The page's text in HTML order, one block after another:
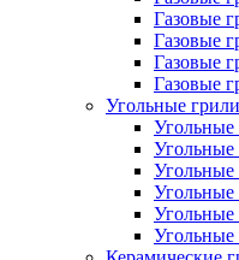
Газовые
Газовые
Газовые
Газовые
Угольные грили
Угольные
Угольные
Угольные
Угольные
Угольные